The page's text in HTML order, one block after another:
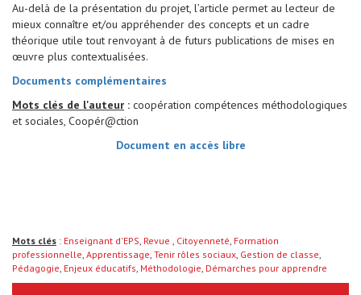
Au-delà de la présentation du projet, l’article permet au lecteur de
mieux connaître et/ou appréhender des concepts et un cadre
théorique utile tout renvoyant à de futurs publications de mises en
œuvre plus contextualisées.
Documents complémentaires
Mots clés de l'auteur : coopération compétences méthodologiques
et sociales, Coopér@ction
Document en accès libre
Mots clés : Enseignant d'EPS, Revue , Citoyenneté, Formation
professionnelle, Apprentissage, Tenir rôles sociaux, Gestion de classe,
Pédagogie, Enjeux éducatifs, Méthodologie, Démarches pour apprendre